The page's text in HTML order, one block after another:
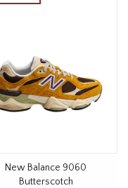
New Balance 9060
Butterscotch